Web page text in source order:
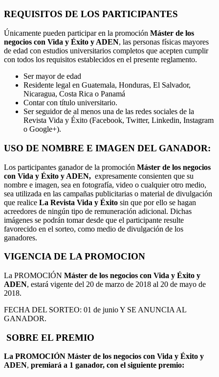
REQUISITOS DE LOS PARTICIPANTES
Únicamente pueden participar en la promoción Máster de los
negocios con Vida y Éxito y ADEN, las personas físicas mayores
de edad con estudios universitarios completos que acepten cumplir
con todos los requisitos establecidos en el presente reglamento.
Ser mayor de edad
Residente legal en Guatemala, Honduras, El Salvador,
Nicaragua, Costa Rica o Panamá
Contar con título universitario.
Ser seguidor de al menos una de las redes sociales de la
Revista Vida y Éxito (Facebook, Twitter, Linkedin, Instagram
o Google+).
USO DE NOMBRE E IMAGEN DEL GANADOR:
Los participantes ganador de la promoción Máster de los negocios
con Vida y Éxito y ADEN, expresamente consienten que su
nombre e imagen, sea en fotografía, video o cualquier otro medio,
sea utilizada en las campañas publicitarias o material de divulgación
que realice La Revista Vida y Éxito sin que por ello se hagan
acreedores de ningún tipo de remuneración adicional. Dichas
imágenes se podrán tomar desde que el participante resulte
favorecido en el sorteo, como medio de divulgación de los
ganadores.
VIGENCIA DE LA PROMOCION
La PROMOCIÓN Máster de los negocios con Vida y Éxito y
ADEN, estará vigente del 20 de marzo de 2018 al 20 de mayo de
2018.
FECHA DEL SORTEO: 01 de junio Y SE ANUNCIA AL
GANADOR.
SOBRE EL PREMIO
La PROMOCIÓN Máster de los negocios con Vida y Éxito y
ADEN, premiará a 1 ganador, con el siguiente premio: